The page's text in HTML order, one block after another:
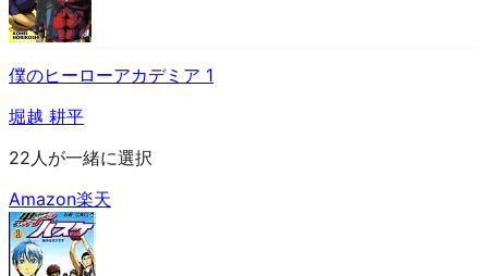
僕のヒーローアカデミア 1
堀越 耕平
22人が一緒に選択
Amazon楽天